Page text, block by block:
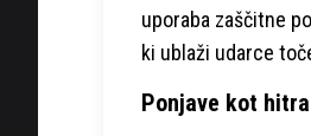
uporaba zaščitne
ki ublaži udarce
Ponjave kot